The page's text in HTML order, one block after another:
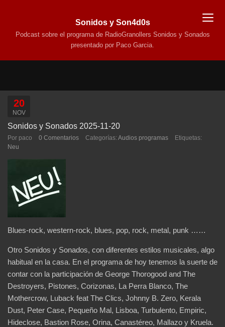
Sonidos y Son4d0s
Podcast sobre el programa de RadioGranollers Sonidos y Sonados
presentado por Paco Garcia.
20
NOV
Sonidos y Sonados 2025-11-20
Por paco 0 Comentarios Categorías: Audios programas
Etiquetas:
Neu
Blues-rock, western-rock, blues, pop, rock, metal, punk ……
Otro Sonidos y Sonados, con diferentes estilos musicales, algo
habitual en la casa. En el programa de hoy tenemos la suerte de
contar con la participación de George Thorogood and The
Destroyers, Pistones, Corizonas, La Perra Blanco, The
Mothercrow, Luback feat The Clics, Johnny B. Zero, Kerala
Dust, Peter Case, Pequeño Mal, Lisboa, Turbulento, Empiric,
Hideclose, Bastion Rose, Orina, Canastéreo, Mallazo y Kruela.